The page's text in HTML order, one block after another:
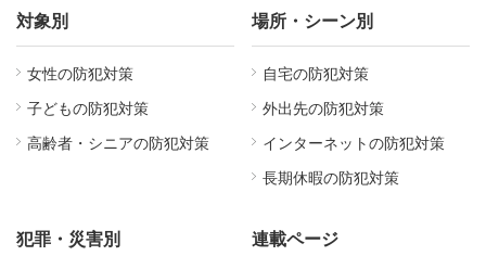
対象別
女性の防犯対策
子どもの防犯対策
高齢者・シニアの防犯対策
場所・シーン別
自宅の防犯対策
外出先の防犯対策
インターネットの防犯対策
長期休暇の防犯対策
犯罪・災害別 連載ページ